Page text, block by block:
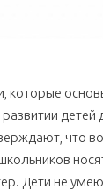
которые
детей
что
Дети не